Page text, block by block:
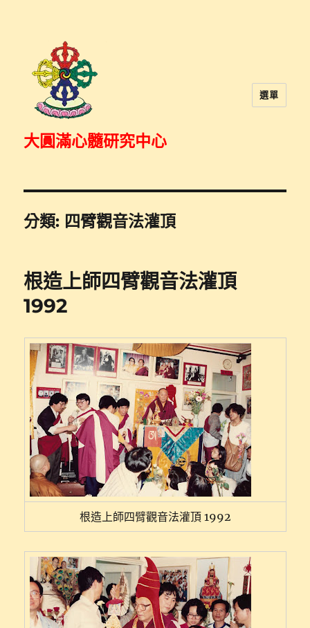
大圓滿心髓研究中心
選單
分類: 四臂觀音法灌頂
根造上師四臂觀音法灌頂
1992
根造上師四臂觀音法灌頂 1992